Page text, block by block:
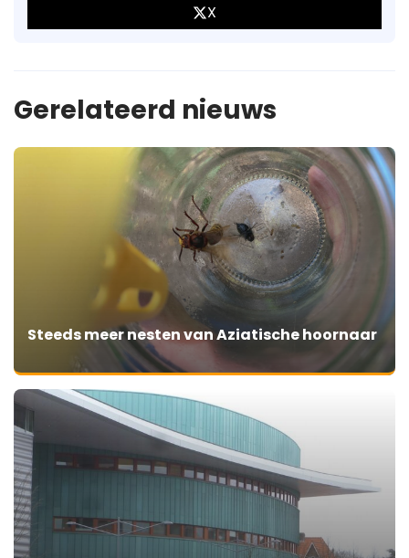
X
Gerelateerd nieuws
Steeds meer nesten van Aziatische hoornaar